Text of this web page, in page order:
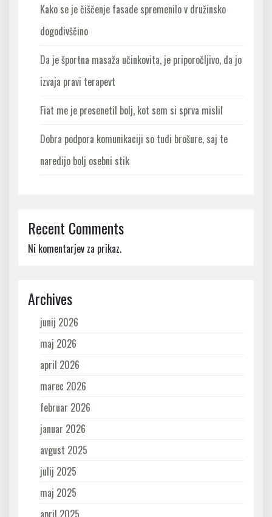
Kako se je čiščenje fasade spremenilo v družinsko
dogodivščino
Da je športna masaža učinkovita, je priporočljivo, da jo
izvaja pravi terapevt
Fiat me je presenetil bolj, kot sem si sprva mislil
Dobra podpora komunikaciji so tudi brošure, saj te
naredijo bolj osebni stik
Recent Comments
Ni komentarjev za prikaz.
Archives
junij 2026
maj 2026
april 2026
marec 2026
februar 2026
januar 2026
avgust 2025
julij 2025
maj 2025